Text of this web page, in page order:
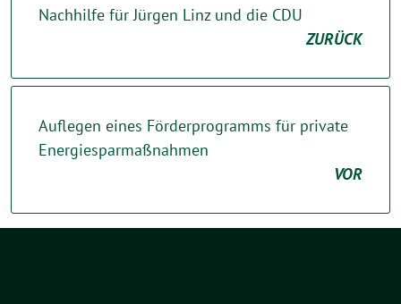
Nachhilfe für Jürgen Linz und die CDU
ZURÜCK
Auflegen eines Förderprogramms für private
Energiesparmaßnahmen
VOR